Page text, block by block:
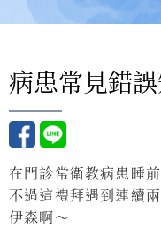
病患常見錯
在門診常衛教病患睡
不過這禮拜遇到連續
伊森啊～